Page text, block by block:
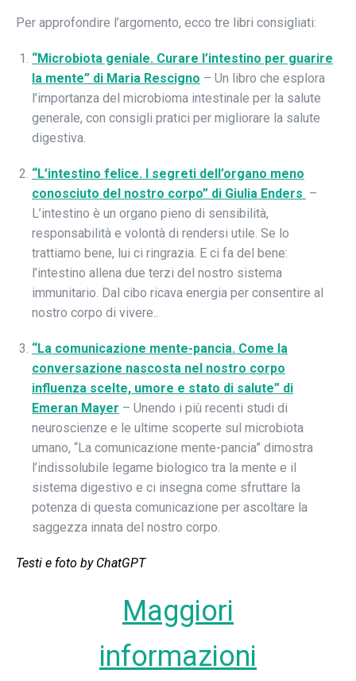
Per approfondire l’argomento, ecco tre libri consigliati:
“Microbiota geniale. Curare l’intestino per guarire
la mente” di Maria Rescigno – Un libro che esplora
l’importanza del microbioma intestinale per la salute
generale, con consigli pratici per migliorare la salute
digestiva.
“L’intestino felice. I segreti dell’organo meno
conosciuto del nostro corpo” di Giulia Enders –
L’intestino è un organo pieno di sensibilità,
responsabilità e volontà di rendersi utile. Se lo
trattiamo bene, lui ci ringrazia. E ci fa del bene:
l’intestino allena due terzi del nostro sistema
immunitario. Dal cibo ricava energia per consentire al
nostro corpo di vivere..
“La comunicazione mente-pancia. Come la
conversazione nascosta nel nostro corpo
influenza scelte, umore e stato di salute” di
Emeran Mayer – Unendo i più recenti studi di
neuroscienze e le ultime scoperte sul microbiota
umano, “La comunicazione mente-pancia” dimostra
l’indissolubile legame biologico tra la mente e il
sistema digestivo e ci insegna come sfruttare la
potenza di questa comunicazione per ascoltare la
saggezza innata del nostro corpo.
Testi e foto by ChatGPT
Maggiori
informazioni